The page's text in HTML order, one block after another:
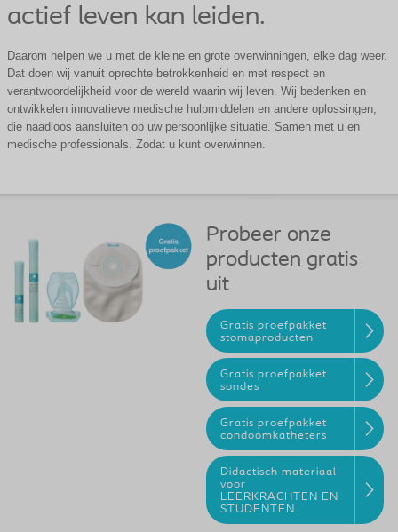
actief leven kan leiden.
Daarom helpen we u met de kleine en grote overwinningen, elke dag weer.
Dat doen wij vanuit oprechte betrokkenheid en met respect en
verantwoordelijkheid voor de wereld waarin wij leven. Wij bedenken en
ontwikkelen innovatieve medische hulpmiddelen en andere oplossingen,
die naadloos aansluiten op uw persoonlijke situatie. Samen met u en
medische professionals. Zodat u kunt overwinnen.
Probeer onze
producten gratis
uit
Gratis proefpakket
stomaproducten
Gratis proefpakket
sondes
Gratis proefpakket
condoomkatheters
Didactisch materiaal
voor
LEERKRACHTEN EN
STUDENTEN